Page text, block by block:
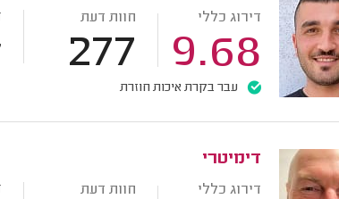
דירוג כללי
9.68
חוות דעת
277
עבר בקרת איכות חוזרת
דימיטרי
דירוג כללי חוות דעת